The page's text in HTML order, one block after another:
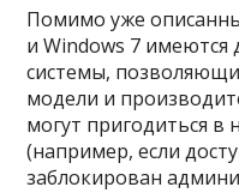
Помимо уже
и Windows 7 имеются
системы,
модели и
могут пригодиться в
(например, если
заблокирован